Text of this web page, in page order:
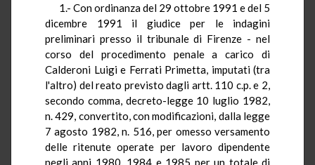
1.- Con ordinanza del 29 ottobre 1991 e del 5
dicembre 1991 il giudice per le indagini
preliminari presso il tribunale di Firenze - nel
corso del procedimento penale a carico di
Calderoni Luigi e Ferrati Primetta, imputati (tra
l'altro) del reato previsto dagli artt. 110 c.p. e 2,
secondo comma, decreto-legge 10 luglio 1982,
n. 429, convertito, con modificazioni, dalla legge
7 agosto 1982, n. 516, per omesso versamento
delle ritenute operate per lavoro dipendente
negli anni 1980, 1984 e 1985 per un totale di